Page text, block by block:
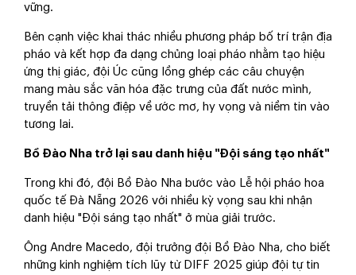
vững.
Bên cạnh việc khai thác nhiều phương pháp bố trí trận địa
pháo và kết hợp đa dạng chủng loại pháo nhằm tạo hiệu
ứng thị giác, đội Úc cũng lồng ghép các câu chuyện
mang màu sắc văn hóa đặc trưng của đất nước mình,
truyền tải thông điệp về ước mơ, hy vọng và niềm tin vào
tương lai.
Bồ Đào Nha trở lại sau danh hiệu "Đội sáng tạo nhất"
Trong khi đó, đội Bồ Đào Nha bước vào Lễ hội pháo hoa
quốc tế Đà Nẵng 2026 với nhiều kỳ vọng sau khi nhận
danh hiệu "Đội sáng tạo nhất" ở mùa giải trước.
Ông Andre Macedo, đội trưởng đội Bồ Đào Nha, cho biết
những kinh nghiệm tích lũy từ DIFF 2025 giúp đội tự tin